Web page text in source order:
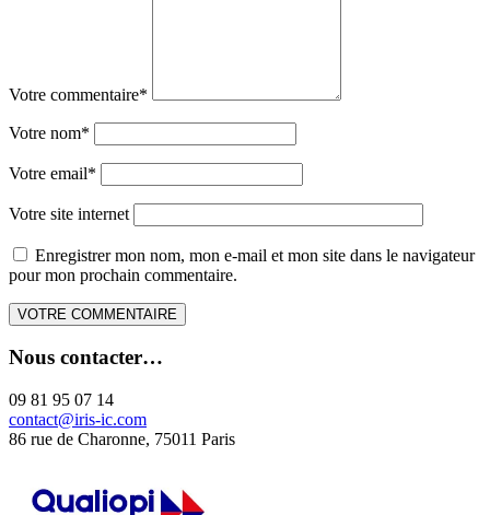
Votre commentaire*
Votre nom*
Votre email*
Votre site internet
Enregistrer mon nom, mon e-mail et mon site dans le navigateur
pour mon prochain commentaire.
Nous contacter…
09 81 95 07 14
contact@iris-ic.com
86 rue de Charonne, 75011 Paris